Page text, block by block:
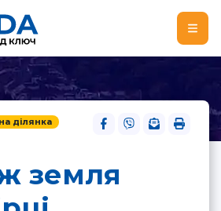
ділянка
земля